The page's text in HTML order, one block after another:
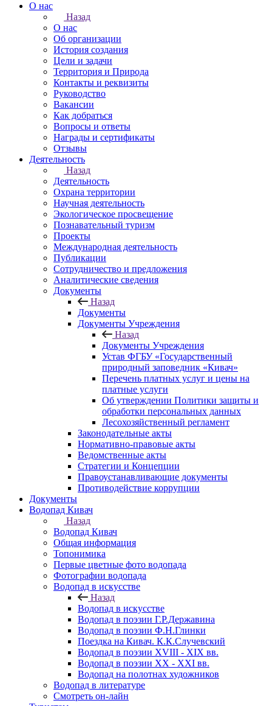
О нас
Назад
О нас
Об организации
История создания
Цели и задачи
Территория и Природа
Контакты и реквизиты
Руководство
Вакансии
Как добраться
Вопросы и ответы
Награды и сертификаты
Отзывы
Деятельность
Назад
Деятельность
Охрана территории
Научная деятельность
Экологическое просвещение
Познавательный туризм
Проекты
Международная деятельность
Публикации
Сотрудничество и предложения
Аналитические сведения
Документы
Назад
Документы
Документы Учреждения
Назад
Документы Учреждения
Устав ФГБУ «Государственный
природный заповедник «Кивач»
Перечень платных услуг и цены на
платные услуги
Об утверждении Политики защиты и
обработки персональных данных
Лесохозяйственный регламент
Законодательные акты
Нормативно-правовые акты
Ведомственные акты
Стратегии и Концепции
Правоустанавливающие документы
Противодействие коррупции
Документы
Водопад Кивач
Назад
Водопад Кивач
Общая информация
Топонимика
Первые цветные фото водопада
Фотографии водопада
Водопад в искусстве
Назад
Водопад в искусстве
Водопад в поэзии Г.Р.Державина
Водопад в поэзии Ф.Н.Глинки
Поездка на Кивач. К.К.Случевский
Водопад в поэзии XVIII - XIX вв.
Водопад в поэзии XX - XXI вв.
Водопад на полотнах художников
Водопад в литературе
Смотреть он-лайн